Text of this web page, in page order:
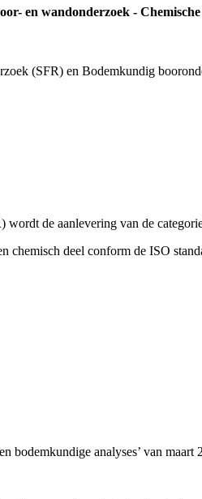
en wandonderzoek - Chemische
(SFR) en Bodemkundig
de aanlevering van de
chemisch deel conform de ISO
bodemkundige analyses’ van